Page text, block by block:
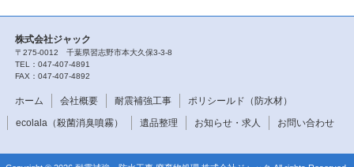
株式会社ジャック
〒275-0012 千葉県習志野市本大久保3-3-8
TEL：047-407-4891
FAX：047-407-4892
ホーム 会社概要 耐震補強工事
ポリシールド（防水材）
ecolala（殺菌消臭噴霧）
遺品整理 お知らせ・求人 お問い合わせ